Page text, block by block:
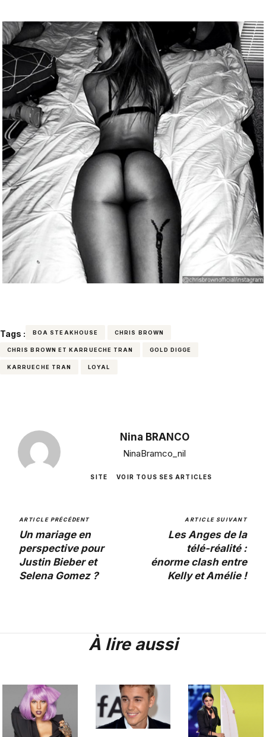
Tags : BOA STEAKHOUSE CHRIS BROWN
CHRIS BROWN ET KARRUECHE TRAN GOLD DIGGE
KARRUECHE TRAN LOYAL
Nina BRANCO
NinaBramco_nil
SITE VOIR TOUS SES ARTICLES
ARTICLE PRÉCÉDENT
Un mariage en
perspective pour
Justin Bieber et
Selena Gomez ?
ARTICLE SUIVANT
Les Anges de la
télé-réalité :
énorme clash entre
Kelly et Amélie !
À lire aussi